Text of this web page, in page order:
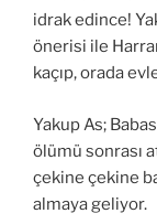
idrak edince!
önerisi ile
kaçıp, orada
Yakup As;
ölümü sonrası
çekine çekine
almaya geliyor.